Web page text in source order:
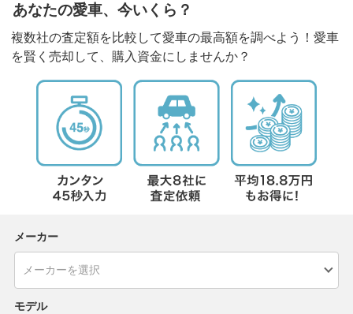
あなたの愛車、今いくら？
複数社の査定額を比較して愛車の最高額を調べよう！愛車
を賢く売却して、購入資金にしませんか？
メーカー
モデル